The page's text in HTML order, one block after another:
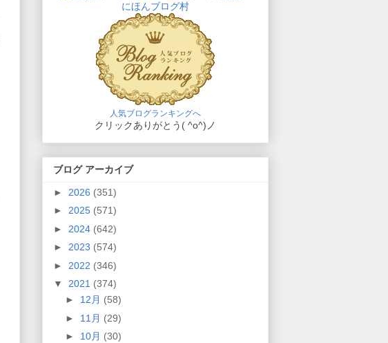
にほんブログ村
人気ブログランキングへ
クリックありがとう( ^o^)ノ
ブログ アーカイブ
► 2026 (351)
► 2025 (571)
► 2024 (642)
► 2023 (574)
► 2022 (346)
▼ 2021 (374)
► 12月 (58)
► 11月 (29)
► 10月 (30)